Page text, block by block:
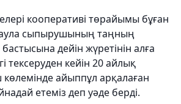
кооперативі төрайымы бұған
сыпырушының таңның
дейін жүретінін алға
тексеруден кейін 20 айлық
көлемінде айыппұл арқалаған
етеміз деп уәде берді.